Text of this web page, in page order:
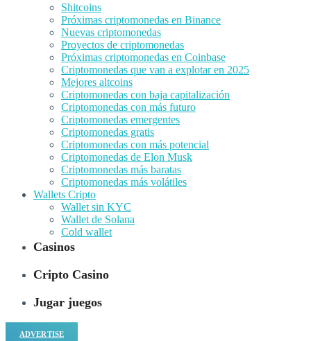
Shitcoins
Próximas criptomonedas en Binance
Nuevas criptomonedas
Proyectos de criptomonedas
Próximas criptomonedas en Coinbase
Criptomonedas que van a explotar en 2025
Mejores altcoins
Criptomonedas con baja capitalización
Criptomonedas con más futuro
Criptomonedas emergentes
Criptomonedas gratis
Criptomonedas con más potencial
Criptomonedas de Elon Musk
Criptomonedas más baratas
Criptomonedas más volátiles
Wallets Cripto
Wallet sin KYC
Wallet de Solana
Cold wallet
Casinos
Cripto Casino
Jugar juegos
ADVERTISE